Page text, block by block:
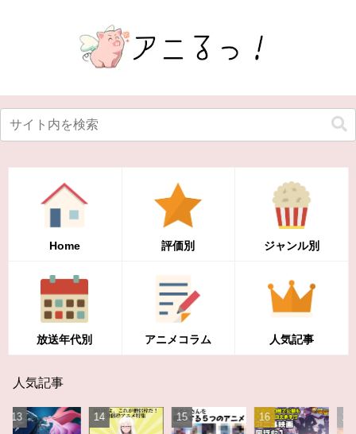
Home 評価別 ジャンル別
放送年代別 アニメコラム 人気記事
人気記事